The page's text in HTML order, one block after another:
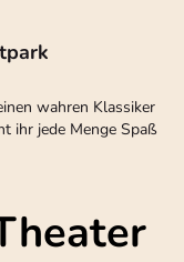
wahren Klassiker
ihr jede Menge Spaß